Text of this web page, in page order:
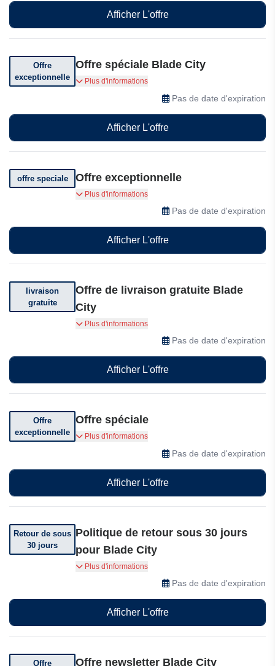
Afficher L'offre
Offre
exceptionnelle
Offre spéciale Blade City
Obtenez une mini brosse OTF verte gratuite
pour toute commande supérieure à 39$
Plus d'informations
Pas de date d'expiration
Afficher L'offre
offre speciale Offre exceptionnelle
Recevez des offres incroyables à Blade City
Plus d'informations
Pas de date d'expiration
Afficher L'offre
livraison
gratuite
Offre de livraison gratuite Blade
City
Livraison offerte sur votre commande.
Conditions générales applicables.
Plus d'informations
Pas de date d'expiration
Afficher L'offre
Offre
exceptionnelle
Offre spéciale
Obtenez un fer à lisser Gerber gratuit pour toute
commande supérieure à 99$
Plus d'informations
Pas de date d'expiration
Afficher L'offre
Retour de sous
30 jours
Politique de retour sous 30 jours
pour Blade City
Vous pouvez retourner votre commande sous 30
Plus d'informations
Pas de date d'expiration
Afficher L'offre
Offre Offre newsletter Blade City